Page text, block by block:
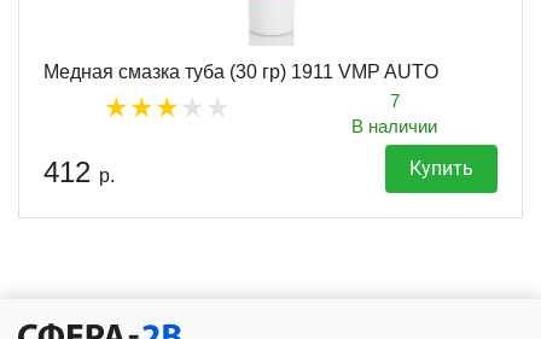
Медная смазка туба (30 гр) 1911 VMP AUTO
7
В наличии
412 р. Купить